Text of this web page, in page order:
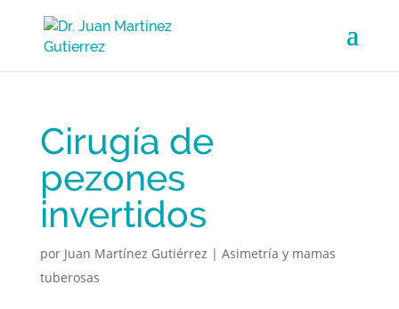
Cirugía de
pezones
invertidos
por Juan Martínez Gutiérrez | Asimetría y mamas
tuberosas